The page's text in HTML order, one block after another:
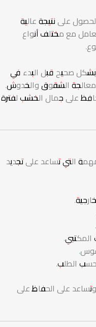
على نتيجة عالية
مع مختلف أنواع
صحيح قبل البدء في
ومعالجة الشقوق والخدوش.
على جمال الخشب لفترة
التي تساعد على تجديد
المكتبي.
الطلب.
على الحفاظ على